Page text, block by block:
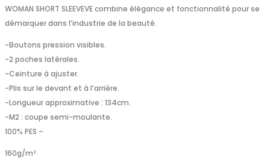
WOMAN SHORT SLEEVEVE combine élégance et fonctionnalité pour se
démarquer dans l’industrie de la beauté.
-Boutons pression visibles.
-2 poches latérales.
-Ceinture à ajuster.
-Plis sur le devant et à l’arrière.
-Longueur approximative : 134cm.
-M2 : coupe semi-moulante.
100% PES –
160g/m²